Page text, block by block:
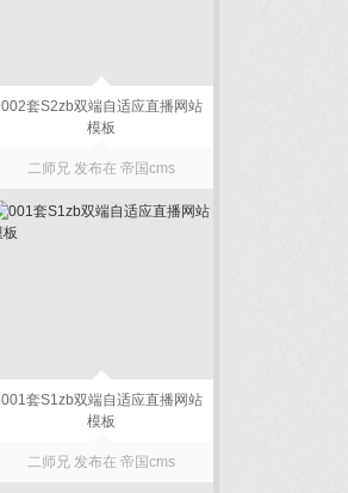
002套S2zb双端自适应直播网站
模板
二师兄 发布在 帝国cms
001套S1zb双端自适应直播网站
模板
二师兄 发布在 帝国cms